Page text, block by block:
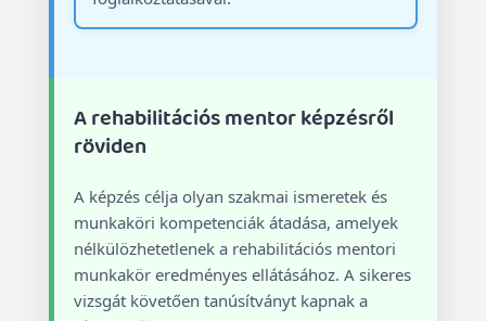
A rehabilitációs mentor képzésről
röviden
A képzés célja olyan szakmai ismeretek és
munkaköri kompetenciák átadása, amelyek
nélkülözhetetlenek a rehabilitációs mentori
munkakör eredményes ellátásához. A sikeres
vizsgát követően tanúsítványt kapnak a